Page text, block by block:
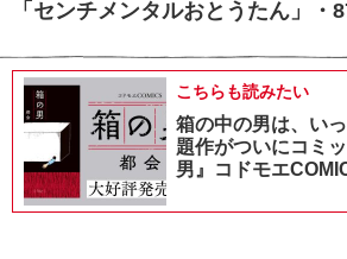
「センチメンタルおとうたん」・
こちらも読みたい
箱の中の男は、い
題作がついにコミ
男』コドモエ